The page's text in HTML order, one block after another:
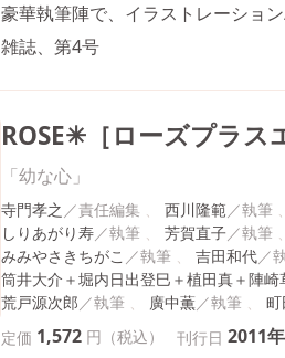
豪華執筆陣で、イラストレーショ
雑誌、第4号
ROSE✳［ローズプラス
「幼な心」
寺門孝之 西川隆範
しりあがり寿
芳賀直子
みみやさきちがこ
吉田和代
筒井大介＋堀内日出登巳＋植田真＋陣崎
荒戸源次郎
廣中薫
定価 1,572 円（税込） 刊行日 2011